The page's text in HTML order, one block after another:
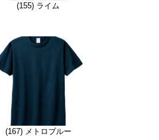
(155) ライム
(167) メトロブルー